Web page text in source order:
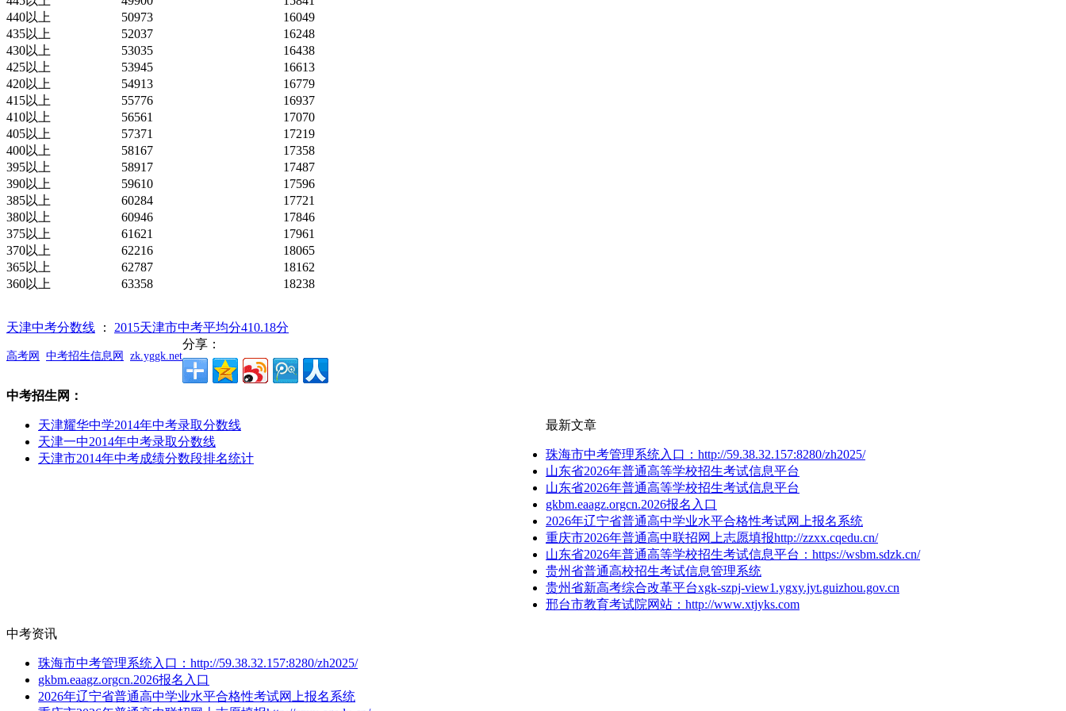
440以上
50973
16049
435以上
52037
16248
430以上
53035
16438
425以上
53945
16613
420以上
54913
16779
415以上
55776
16937
410以上
56561
17070
405以上
57371
17219
400以上
58167
17358
395以上
58917
17487
390以上
59610
17596
385以上
60284
17721
380以上
60946
17846
375以上
61621
17961
370以上
62216
18065
365以上
62787
18162
360以上
63358 18238
天津中考分数线 ： 2015天津市中考平均分410.18分
高考网 中考招生信息网 zk.yggk.net
分享：
中考招生网：
天津耀华中学2014年中考录取分数线
天津一中2014年中考录取分数线
天津市2014年中考成绩分数段排名统计
最新文章
珠海市中考管理系统入口：http://59.38.32.157:8280/zh2025/
山东省2026年普通高等学校招生考试信息平台
山东省2026年普通高等学校招生考试信息平台
gkbm.eaagz.orgcn.2026报名入口
2026年辽宁省普通高中学业水平合格性考试网上报名系统
重庆市2026年普通高中联招网上志愿填报http://zzxx.cqedu.cn/
山东省2026年普通高等学校招生考试信息平台：https://wsbm.sdzk.cn/
贵州省普通高校招生考试信息管理系统
贵州省新高考综合改革平台xgk-szpj-view1.ygxy.jyt.guizhou.gov.cn
邢台市教育考试院网站：http://www.xtjyks.com
中考资讯
珠海市中考管理系统入口：http://59.38.32.157:8280/zh2025/
gkbm.eaagz.orgcn.2026报名入口
2026年辽宁省普通高中学业水平合格性考试网上报名系统